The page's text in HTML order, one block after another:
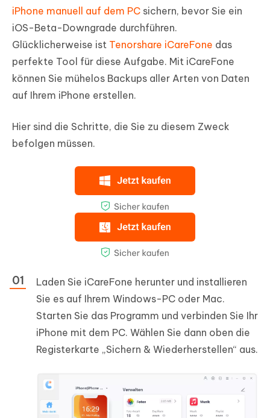
iPhone manuell auf dem PC sichern, bevor Sie ein
iOS-Beta-Downgrade durchführen.
Glücklicherweise ist Tenorshare iCareFone das
perfekte Tool für diese Aufgabe. Mit iCareFone
können Sie mühelos Backups aller Arten von Daten
auf Ihrem iPhone erstellen.
Hier sind die Schritte, die Sie zu diesem Zweck
befolgen müssen.
Laden Sie iCareFone herunter und installieren
Sie es auf Ihrem Windows-PC oder Mac.
Starten Sie das Programm und verbinden Sie Ihr
iPhone mit dem PC. Wählen Sie dann oben die
Registerkarte „Sichern & Wiederherstellen“ aus.